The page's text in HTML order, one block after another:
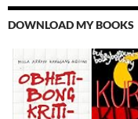
DOWNLOAD MY BOOKS